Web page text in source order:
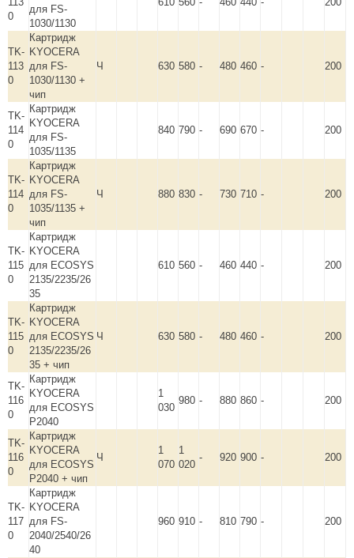
0
для FS-
1030/1130
TK-
113
0
Картридж
KYOCERA
для FS-
1030/1130 +
чип
Ч 630 580 - 480 460 - 200
TK-
114
0
Картридж
KYOCERA
для FS-
1035/1135
840 790 - 690 670 - 200
TK-
114
0
Картридж
KYOCERA
для FS-
1035/1135 +
чип
Ч 880 830 - 730 710 - 200
TK-
115
0
Картридж
KYOCERA
для ECOSYS
2135/2235/26
35
610 560 - 460 440 - 200
TK-
115
0
Картридж
KYOCERA
для ECOSYS
2135/2235/26
35 + чип
Ч 630 580 - 480 460 - 200
TK-
116
0
Картридж
KYOCERA
для ECOSYS
P2040
1
030
980 - 880 860 - 200
TK-
116
0
Картридж
KYOCERA
для ECOSYS
P2040 + чип
Ч
1
070
1
020
- 920 900 - 200
TK-
117
0
Картридж
KYOCERA
для FS-
2040/2540/26
40
960 910 - 810 790 - 200